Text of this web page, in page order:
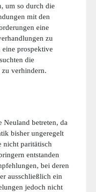
um so durch die
mit den
eine
zu
prospektive
die
verhindern.
Neuland betreten, da
bisher ungeregelt
nicht paritätisch
entstanden
bei deren
ausschließlich ein
jedoch nicht